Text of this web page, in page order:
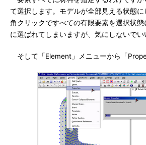
て選択します。モデルが全部見える状態
角クリックですべての有限要素を選択状
に選ばれてしまいますが、気にしないでい
そして「Element」メニューから「